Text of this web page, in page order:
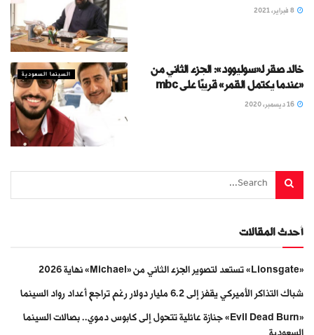
السينما السعودية
خالد صقر لـ«سوليوود»: الجزء الثاني من
«عندما يكتمل القمر» قريبًا على mbc
أحدث المقالات
«Lionsgate» تستعد لتصوير الجزء الثاني من «Michael» نهاية 2026
شباك التذاكر الأميركي يقفز إلى 6.2 مليار دولار رغم تراجع أعداد رواد السينما
«Evil Dead Burn» جنازة عائلية تتحول إلى كابوس دموي.. بصالات السينما
السعودية